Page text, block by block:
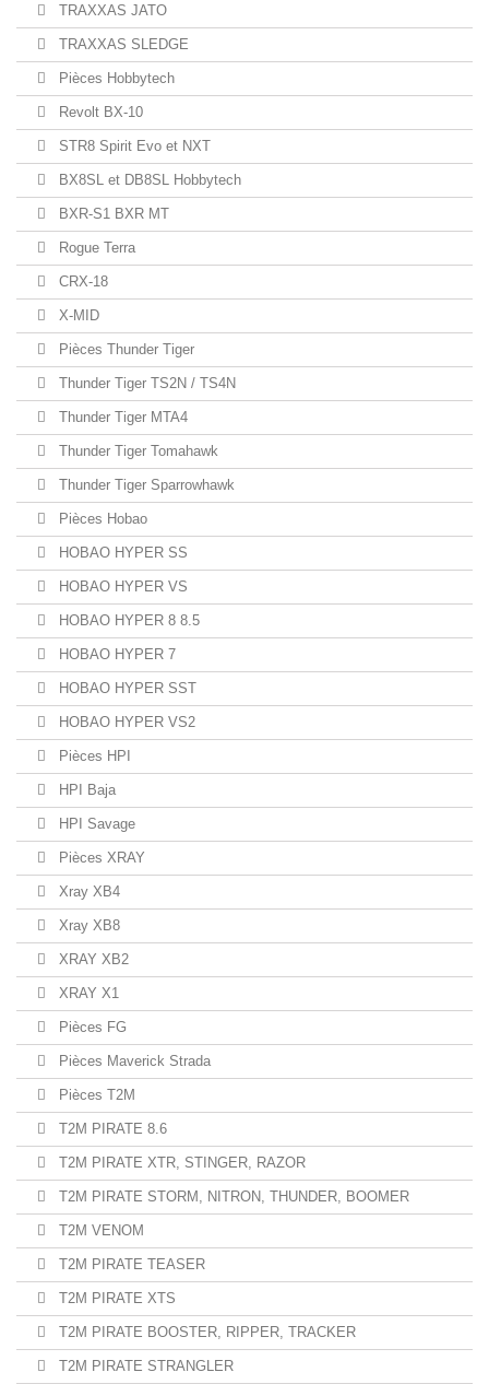
TRAXXAS JATO
TRAXXAS SLEDGE
Pièces Hobbytech
Revolt BX-10
STR8 Spirit Evo et NXT
BX8SL et DB8SL Hobbytech
BXR-S1 BXR MT
Rogue Terra
CRX-18
X-MID
Pièces Thunder Tiger
Thunder Tiger TS2N / TS4N
Thunder Tiger MTA4
Thunder Tiger Tomahawk
Thunder Tiger Sparrowhawk
Pièces Hobao
HOBAO HYPER SS
HOBAO HYPER VS
HOBAO HYPER 8 8.5
HOBAO HYPER 7
HOBAO HYPER SST
HOBAO HYPER VS2
Pièces HPI
HPI Baja
HPI Savage
Pièces XRAY
Xray XB4
Xray XB8
XRAY XB2
XRAY X1
Pièces FG
Pièces Maverick Strada
Pièces T2M
T2M PIRATE 8.6
T2M PIRATE XTR, STINGER, RAZOR
T2M PIRATE STORM, NITRON, THUNDER, BOOMER
T2M VENOM
T2M PIRATE TEASER
T2M PIRATE XTS
T2M PIRATE BOOSTER, RIPPER, TRACKER
T2M PIRATE STRANGLER